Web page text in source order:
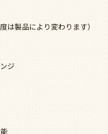
製品により変わります）
てご使用ください。